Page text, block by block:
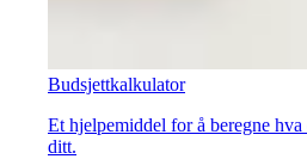
Budsjettkalkulator
Et hjelpemiddel for å beregne
ditt.